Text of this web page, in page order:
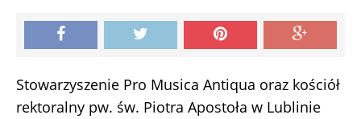
Stowarzyszenie Pro Musica Antiqua oraz kościół
rektoralny pw. św. Piotra Apostoła w Lublinie